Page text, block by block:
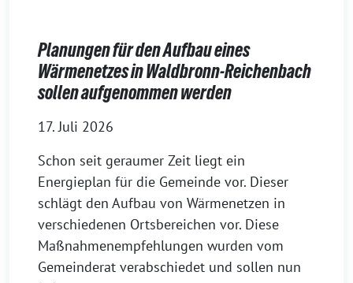
Planungen für den Aufbau eines
Wärmenetzes in Waldbronn-Reichenbach
sollen aufgenommen werden
17. Juli 2026
Schon seit geraumer Zeit liegt ein
Energieplan für die Gemeinde vor. Dieser
schlägt den Aufbau von Wärmenetzen in
verschiedenen Ortsbereichen vor. Diese
Maßnahmenempfehlungen wurden vom
Gemeinderat verabschiedet und sollen nun